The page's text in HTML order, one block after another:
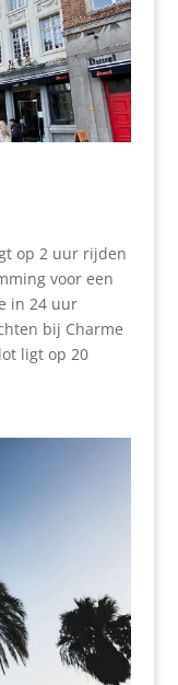
op 2 uur rijden
voor een
in 24 uur
bij Charme
ligt op 20